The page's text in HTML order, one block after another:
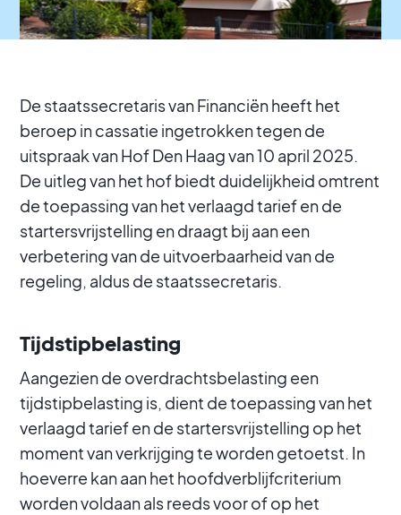
De staatssecretaris van Financiën heeft het
beroep in cassatie ingetrokken tegen de
uitspraak van Hof Den Haag van 10 april 2025.
De uitleg van het hof biedt duidelijkheid omtrent
de toepassing van het verlaagd tarief en de
startersvrijstelling en draagt bij aan een
verbetering van de uitvoerbaarheid van de
regeling, aldus de staatssecretaris.
Tijdstipbelasting
Aangezien de overdrachtsbelasting een
tijdstipbelasting is, dient de toepassing van het
verlaagd tarief en de startersvrijstelling op het
moment van verkrijging te worden getoetst. In
hoeverre kan aan het hoofdverblijfcriterium
worden voldaan als reeds voor of op het